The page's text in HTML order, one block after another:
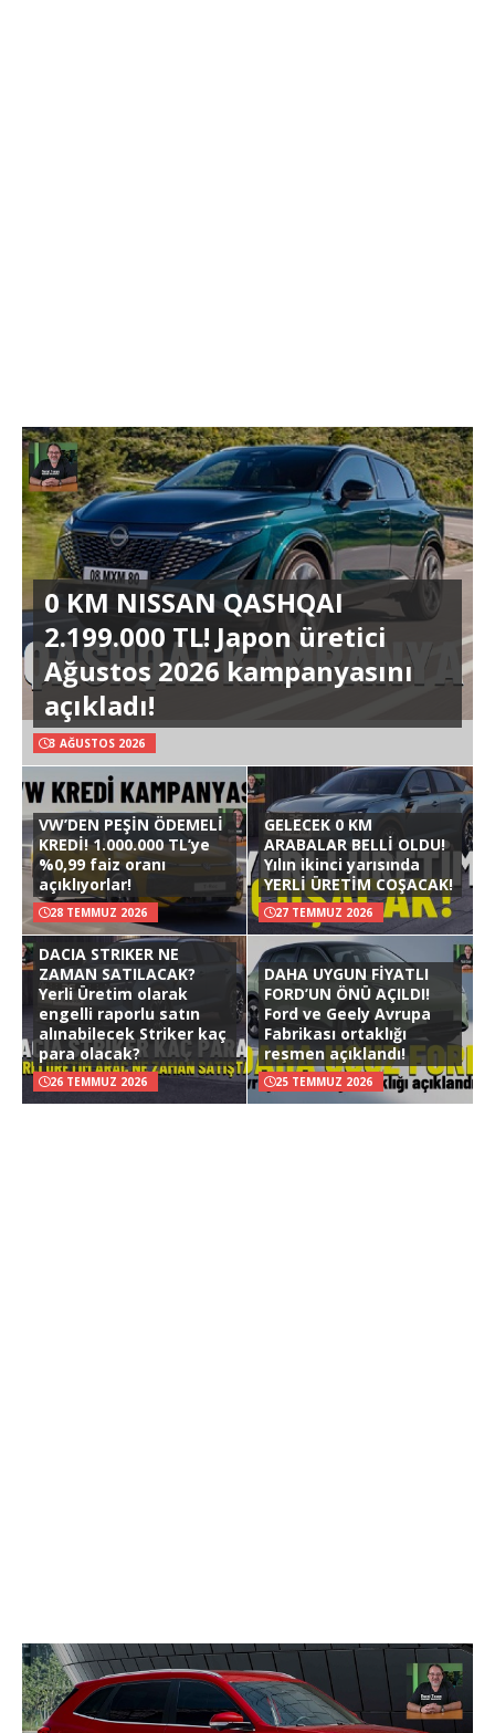
0 KM NISSAN QASHQAI
2.199.000 TL! Japon üretici
Ağustos 2026 kampanyasını
açıkladı!
3 AĞUSTOS 2026
VW’DEN PEŞİN ÖDEMELİ
KREDİ! 1.000.000 TL’ye
%0,99 faiz oranı
açıklıyorlar!
28 TEMMUZ 2026
GELECEK 0 KM
ARABALAR BELLİ OLDU!
Yılın ikinci yarısında
YERLİ ÜRETİM COŞACAK!
27 TEMMUZ 2026
DACIA STRIKER NE
ZAMAN SATILACAK?
Yerli Üretim olarak
engelli raporlu satın
alınabilecek Striker kaç
para olacak?
26 TEMMUZ 2026
DAHA UYGUN FİYATLI
FORD’UN ÖNÜ AÇILDI!
Ford ve Geely Avrupa
Fabrikası ortaklığı
resmen açıklandı!
25 TEMMUZ 2026